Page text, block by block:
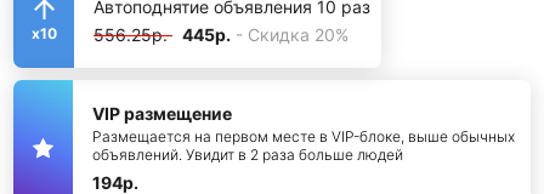
x10
Автоподнятие объявления 10 раз
556.25р. 445р. - Скидка 20%
VIP размещение
Размещается на первом месте в VIP-блоке, выше обычных
объявлений. Увидит в 2 раза больше людей
194р.